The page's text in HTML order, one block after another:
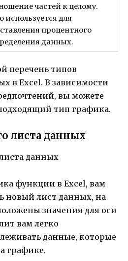
частей к целому.
используется для
процентного
данных.
перечень типов
в Excel. В зависимости
вы можете
тип графика.
листа данных
функции в Excel, вам
новый лист данных, на
значения для оси
вам легко
данные, которые
графике.